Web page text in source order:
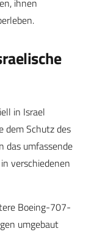
in Israel
dem Schutz des
das umfassende
verschiedenen
Boeing-707-
umgebaut